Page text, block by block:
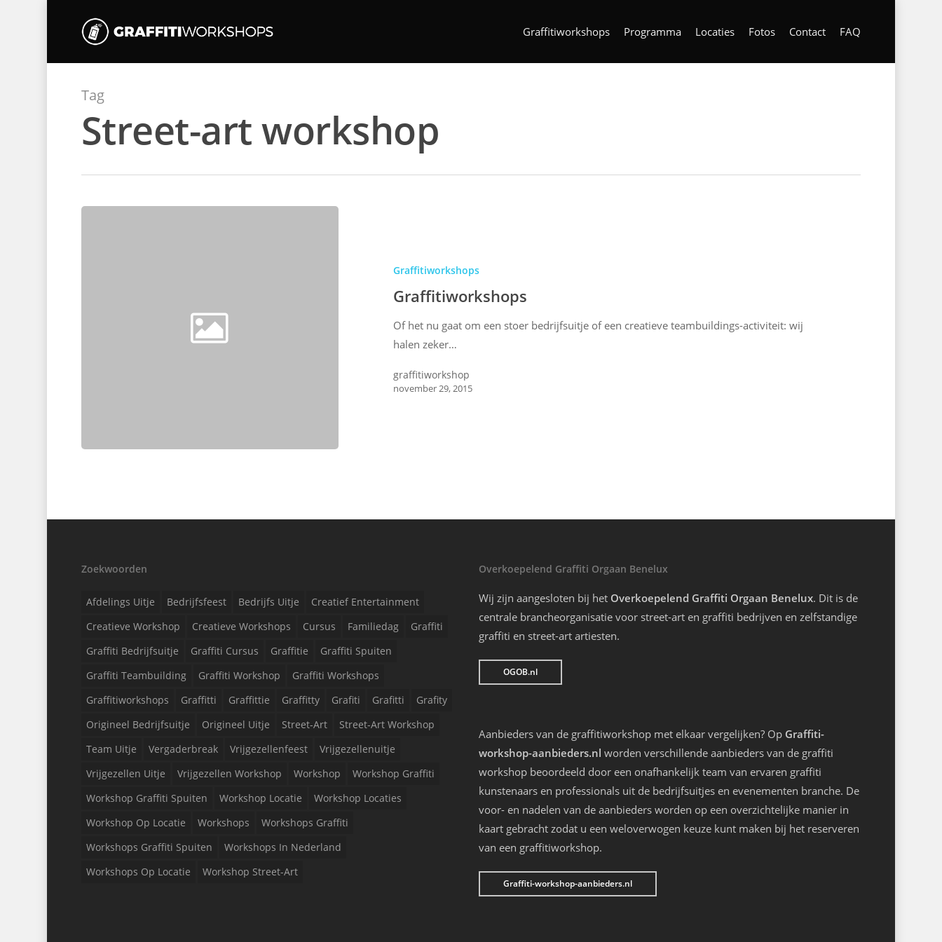
Graffitiworkshops Programma Locaties Fotos Contact FAQ
Tag
Street-art workshop
Graffitiworkshops
Graffitiworkshops
Of het nu gaat om een stoer bedrijfsuitje of een creatieve teambuildings-activiteit: wij
halen zeker…
graffitiworkshop
november 29, 2015
Zoekwoorden
Afdelings Uitje Bedrijfsfeest Bedrijfs Uitje
Creatief Entertainment
Creatieve Workshop
Creatieve Workshops Cursus Familiedag
Graffiti
Graffiti Bedrijfsuitje
Graffiti Cursus Graffitie
Graffiti Spuiten
Graffiti Teambuilding
Graffiti Workshop
Graffiti Workshops
Graffitiworkshops
Graffitti Graffittie Graffitty Grafiti Grafitti
Grafity
Origineel Bedrijfsuitje
Origineel Uitje Street-Art
Street-Art Workshop
Team Uitje
Vergaderbreak Vrijgezellenfeest
Vrijgezellenuitje
Vrijgezellen Uitje
Vrijgezellen Workshop Workshop
Workshop Graffiti
Workshop Graffiti Spuiten
Workshop Locatie
Workshop Locaties
Workshop Op Locatie
Workshops
Workshops Graffiti
Workshops Graffiti Spuiten
Workshops In Nederland
Workshops Op Locatie
Workshop Street-Art
Overkoepelend Graffiti Orgaan Benelux
Wij zijn aangesloten bij het Overkoepelend Graffiti Orgaan Benelux. Dit is de
centrale brancheorganisatie voor street-art en graffiti bedrijven en zelfstandige
graffiti en street-art artiesten.
OGOB.nl
Aanbieders van de graffitiworkshop met elkaar vergelijken? Op Graffiti-
workshop-aanbieders.nl worden verschillende aanbieders van de graffiti
workshop beoordeeld door een onafhankelijk team van ervaren graffiti
kunstenaars en professionals uit de bedrijfsuitjes en evenementen branche. De
voor- en nadelen van de aanbieders worden op een overzichtelijke manier in
kaart gebracht zodat u een weloverwogen keuze kunt maken bij het reserveren
van een graffitiworkshop.
Graffiti-workshop-aanbieders.nl